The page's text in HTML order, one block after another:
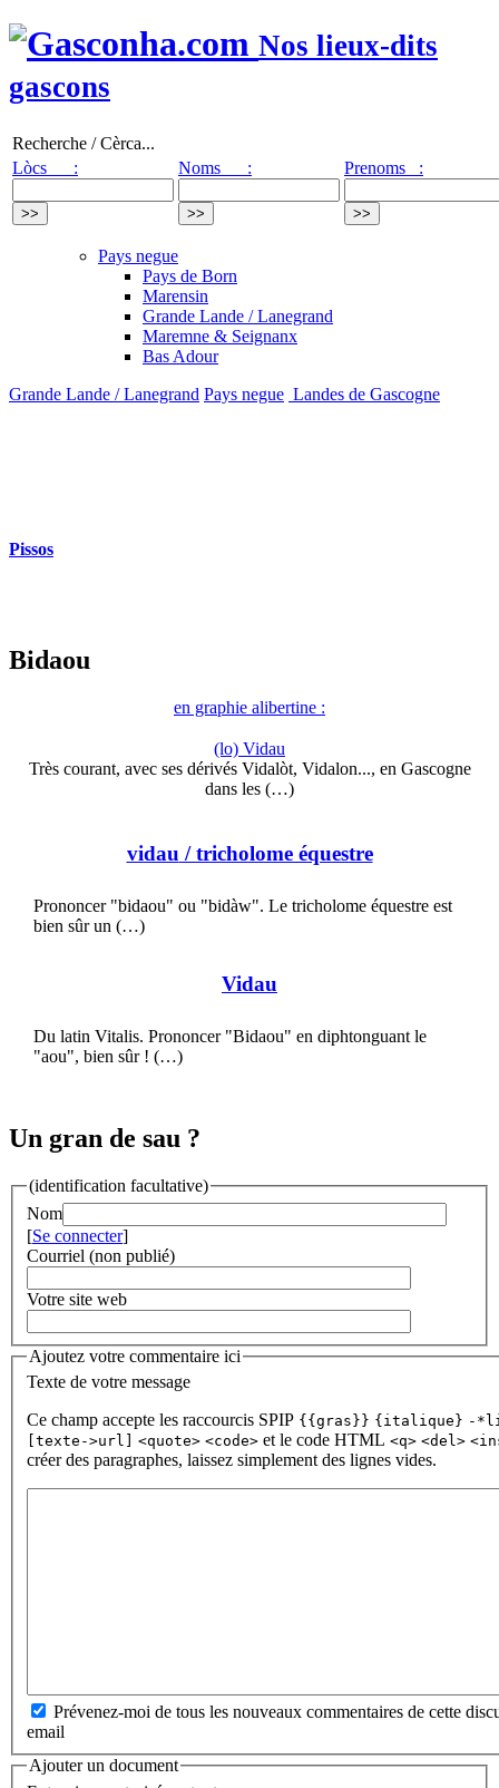
Nos lieux-dits
gascons
Recherche / Cèrca...
Lòcs :
Noms : Prenoms :
Pays negue
Pays de Born
Marensin
Grande Lande / Lanegrand
Maremne & Seignanx
Bas Adour
Grande Lande / Lanegrand Pays negue Landes de Gascogne
Pissos
Bidaou
en graphie alibertine :
(lo) Vidau
Très courant, avec ses dérivés Vidalòt, Vidalon..., en Gascogne
dans les (…)
vidau / tricholome équestre
Prononcer "bidaou" ou "bidàw". Le tricholome équestre est
bien sûr un (…)
Vidau
Du latin Vitalis. Prononcer "Bidaou" en diphtonguant le
"aou", bien sûr ! (…)
Un gran de sau ?
(identification facultative)
Nom
[Se connecter]
Courriel (non publié)
Votre site web
Ajoutez votre commentaire ici
Texte de votre message
Ce champ accepte les raccourcis SPIP {{gras}} {italique} -
[texte->url]
<quote> <code> et le code HTML <q> <del>
créer des paragraphes, laissez simplement des lignes vides.
Prévenez-moi de tous les nouveaux commentaires de cette
email
Ajouter un document